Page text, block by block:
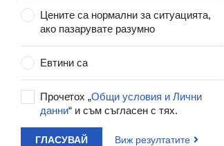
Цените са нормални за ситуацията,
ако пазарувате разумно
Евтини са
Прочетох „Общи условия и Лични
данни“ и съм съгласен с тях.
ГЛАСУВАЙ Виж резултатите